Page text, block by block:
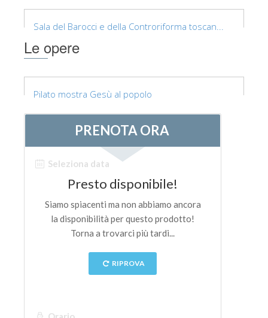
Sala del Barocci e della Controriforma toscan...
Le opere
Pilato mostra Gesù al popolo